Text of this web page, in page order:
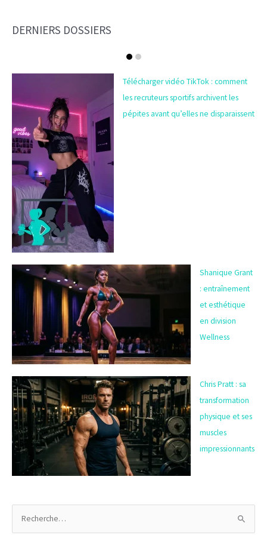
DERNIERS DOSSIERS
Télécharger vidéo TikTok : comment
les recruteurs sportifs archivent les
pépites avant qu’elles ne disparaissent
Shanique Grant
: entraînement
et esthétique
en division
Wellness
Chris Pratt : sa
transformation
physique et ses
muscles
impressionnants